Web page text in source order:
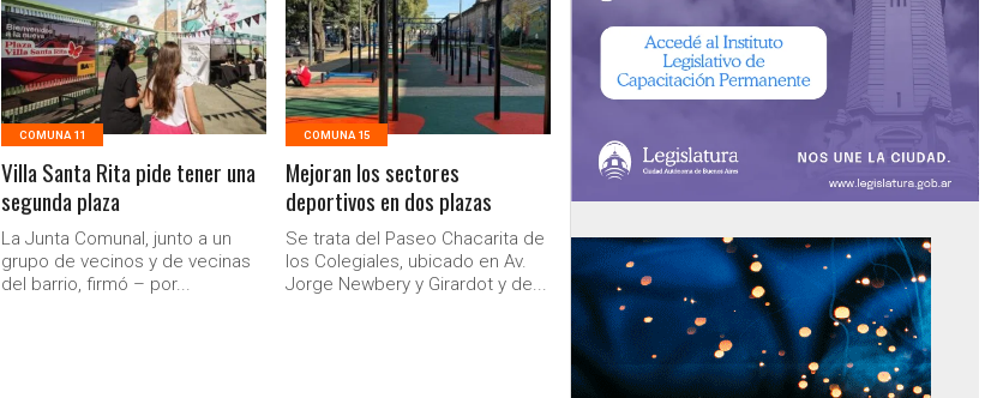
LEER MAS
COMUNA 11
Villa Santa Rita pide tener una
segunda plaza
La Junta Comunal, junto a un
grupo de vecinos y de vecinas
del barrio, firmó – por...
LEER MAS
COMUNA 15
Mejoran los sectores
deportivos en dos plazas
Se trata del Paseo Chacarita de
los Colegiales, ubicado en Av.
Jorge Newbery y Girardot y de...